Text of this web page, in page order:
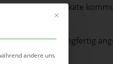
Großflächenplakate
natürlich aushangfertig
Mit diesem Button
andere uns